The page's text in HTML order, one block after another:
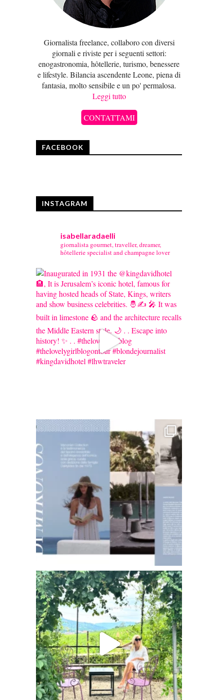
Giornalista freelance, collaboro con diversi
giornali e riviste per i seguenti settori:
enogastronomia, hôtellerie, turismo, benessere
e lifestyle. Bilancia ascendente Leone, piena di
fantasia, molto sensibile e un po' permalosa.
Leggi tutto
CONTATTAMI
FACEBOOK
INSTAGRAM
isabellaradaelli
giornalista gourmet, traveller, dreamer,
hôtellerie specialist and champagne lover